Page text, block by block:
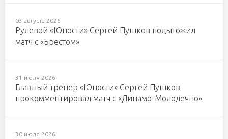
03 августа 2026
Рулевой «Юности» Сергей Пушков подытожил
матч с «Брестом»
31 июля 2026
Главный тренер «Юности» Сергей Пушков
прокомментировал матч с «Динамо-Молодечно»
30 июля 2026